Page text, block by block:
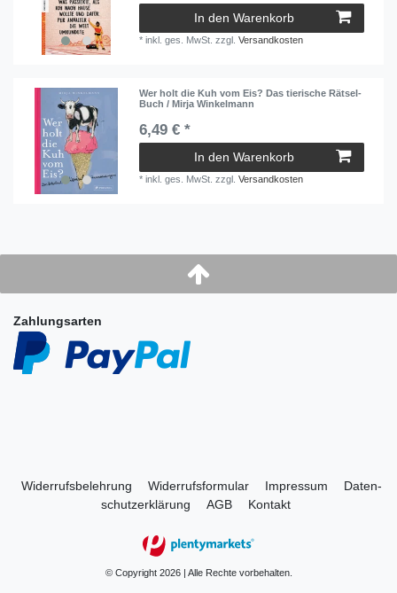
In den Warenkorb
*inkl. ges. MwSt. zzgl.Versandkosten
Wer holt die Kuh vom Eis? Das tierische Rätsel-
Buch / Mirja Winkelmann
6,49 € *
In den Warenkorb
*inkl. ges. MwSt. zzgl.Versandkosten
Zahlungsarten
Widerrufs­belehrung Widerrufs­formular Impressum
Daten­
schutz­erklärung
AGB Kontakt
© Copyright 2026 | Alle Rechte vorbehalten.